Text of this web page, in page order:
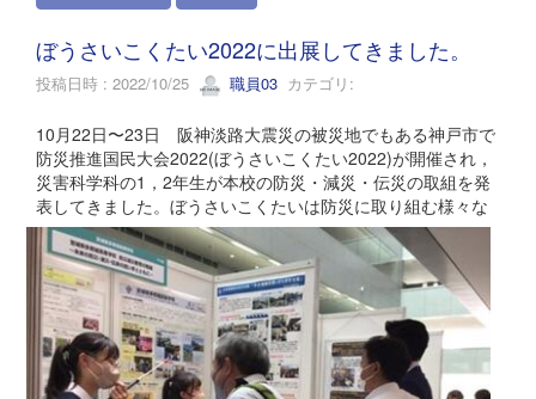
ぼうさいこくたい2022に出展してきました。
投稿日時 : 2022/10/25 職員03 カテゴリ:
10月22日〜23日 阪神淡路大震災の被災地でもある神戸市で
防災推進国民大会2022(ぼうさいこくたい2022)が開催され，
災害科学科の1，2年生が本校の防災・減災・伝災の取組を発
表してきました。 ぼうさいこくたいは防災に取り組む様々な